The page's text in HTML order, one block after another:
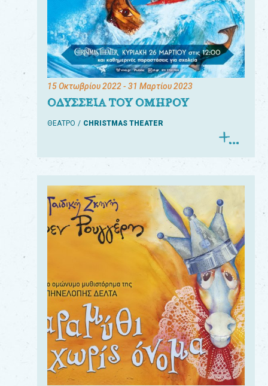
15 Οκτωβρίου 2022- 31 Μαρτίου 2023
ΟΔΥΣΣΕΙΑ ΤΟΥ ΟΜΗΡΟΥ
ΘΕΑΤΡΟ CHRISTMAS THEATER